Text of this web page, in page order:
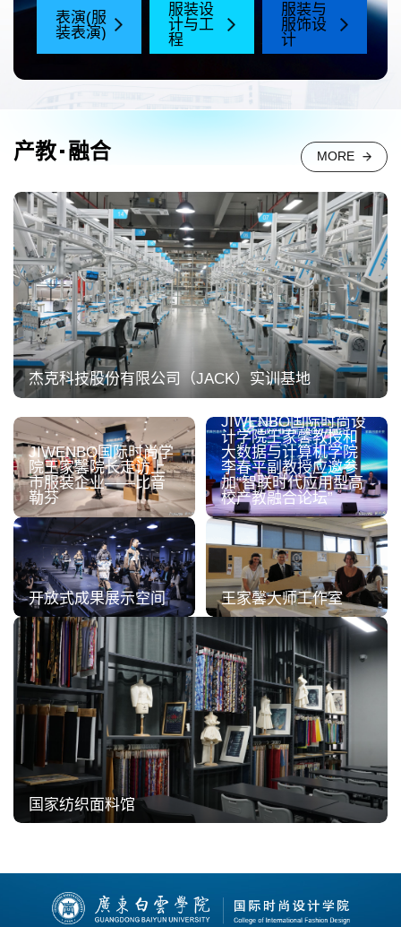
表演(服
装表演)
服装设
计与工
程
服装与
服饰设
计
产教 融合 MORE
杰克科技股份有限公司（JACK）实训基地
JIWENBO国际时尚学
院王家馨院长走访上
市服装企业——比音
勒芬
JIWENBO国际时尚设
计学院王家馨教授和
大数据与计算机学院
李春平副教授应邀参
加“智联时代应用型高
校产教融合论坛”
国家纺织面料馆
开放式成果展示空间 王家馨大师工作室